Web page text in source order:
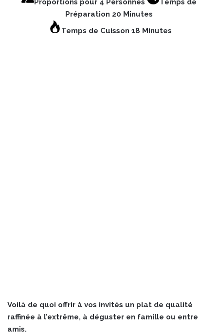
Proportions pour 4 Personnes
Temps de
Préparation 20 Minutes
Temps de Cuisson 18 Minutes
Voilà de quoi offrir à vos invités un plat de qualité
raffinée à l’extrême, à déguster en famille ou entre
amis.